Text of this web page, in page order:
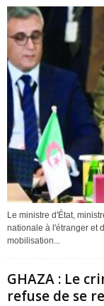
Le ministre d'État,
nationale à l'étranger et
mobilisation...
GHAZA : Le
refuse de se